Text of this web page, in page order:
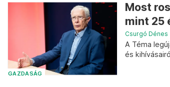
GAZDASÁG
Most
mint 25
Csurgó Dénes
A Téma
és